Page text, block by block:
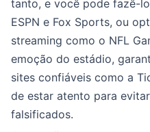
tanto, e você pode fazê-
ESPN e Fox Sports, ou
streaming como o NFL
emoção do estádio,
sites confiáveis como a
de estar atento para
falsificados.